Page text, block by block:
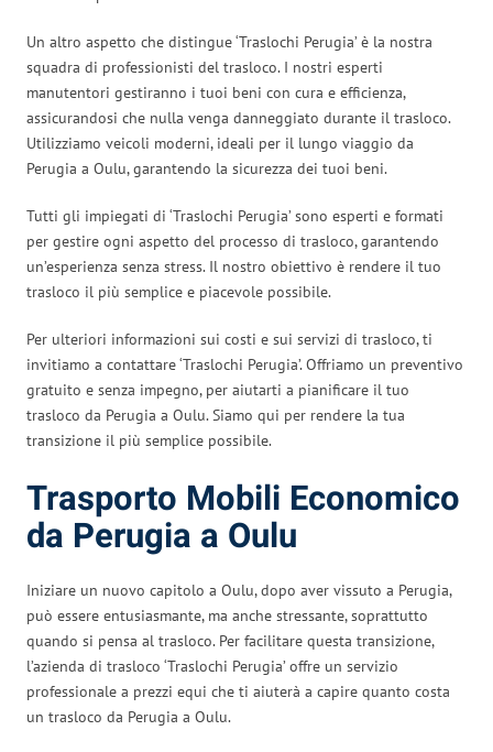
Un altro aspetto che distingue ‘Traslochi Perugia’ è la nostra
squadra di professionisti del trasloco. I nostri esperti
manutentori gestiranno i tuoi beni con cura e efficienza,
assicurandosi che nulla venga danneggiato durante il trasloco.
Utilizziamo veicoli moderni, ideali per il lungo viaggio da
Perugia a Oulu, garantendo la sicurezza dei tuoi beni.
Tutti gli impiegati di ‘Traslochi Perugia’ sono esperti e formati
per gestire ogni aspetto del processo di trasloco, garantendo
un’esperienza senza stress. Il nostro obiettivo è rendere il tuo
trasloco il più semplice e piacevole possibile.
Per ulteriori informazioni sui costi e sui servizi di trasloco, ti
invitiamo a contattare ‘Traslochi Perugia’. Offriamo un preventivo
gratuito e senza impegno, per aiutarti a pianificare il tuo
trasloco da Perugia a Oulu. Siamo qui per rendere la tua
transizione il più semplice possibile.
Trasporto Mobili Economico
da Perugia a Oulu
Iniziare un nuovo capitolo a Oulu, dopo aver vissuto a Perugia,
può essere entusiasmante, ma anche stressante, soprattutto
quando si pensa al trasloco. Per facilitare questa transizione,
l’azienda di trasloco ‘Traslochi Perugia’ offre un servizio
professionale a prezzi equi che ti aiuterà a capire quanto costa
un trasloco da Perugia a Oulu.